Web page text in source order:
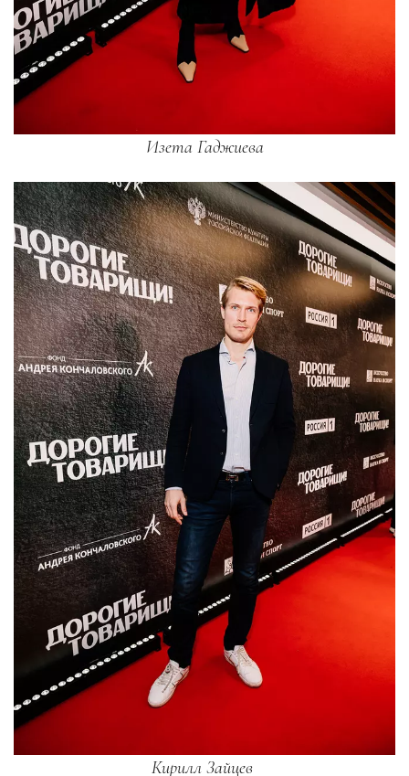
Изета Гаджиева
Кирилл Зайцев